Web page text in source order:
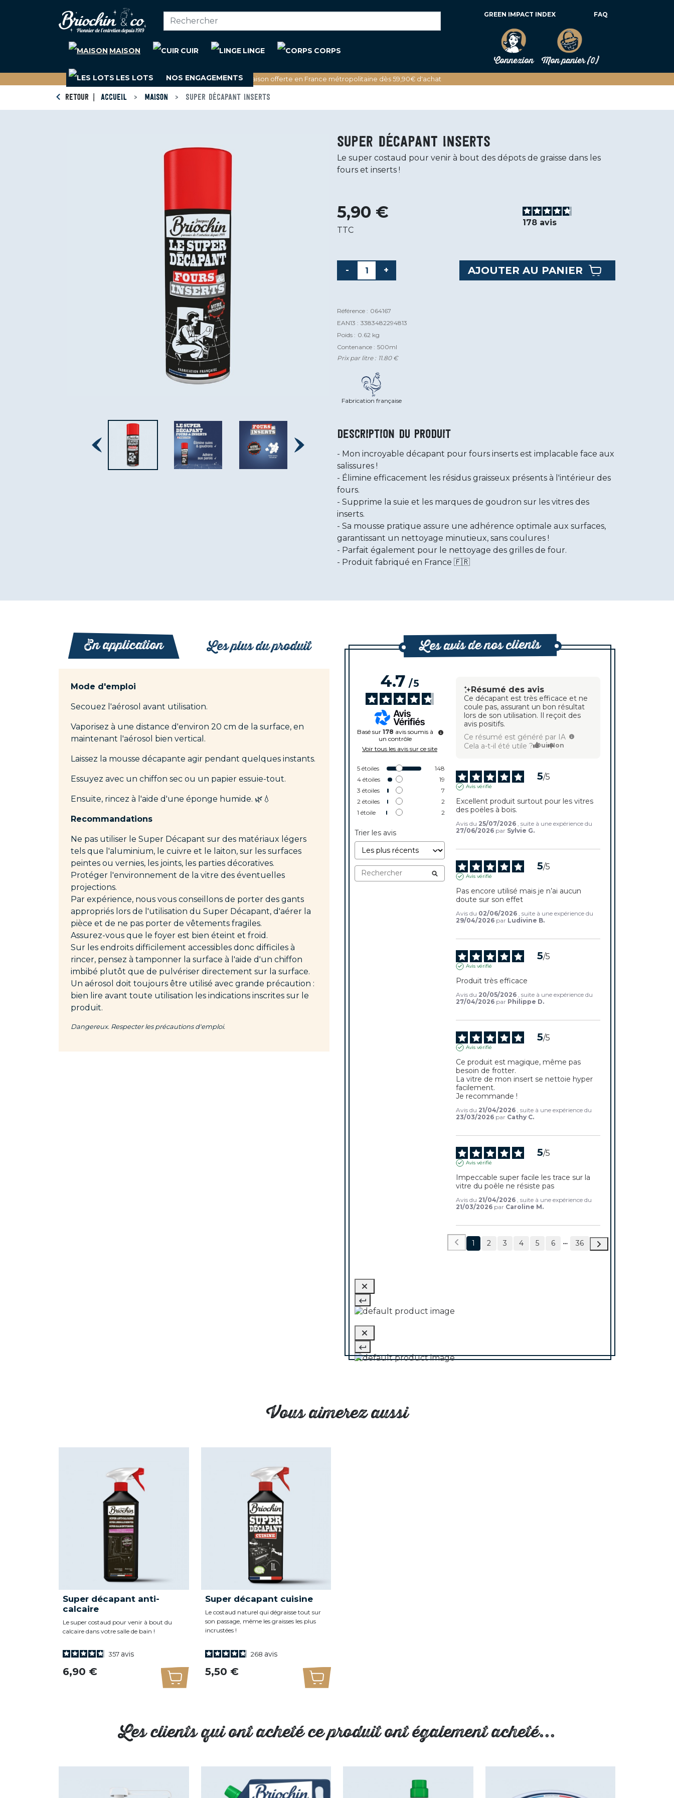
MAISON CUIR LINGE CORPS
LES LOTS NOS ENGAGEMENTS
GREEN IMPACT INDEX FAQ
Connexion Mon panier(0)
🚚 Livraison offerte en France métropolitaine dès 59,90€ d'achat
RETOUR ACCUEIL MAISON SUPER DÉCAPANT INSERTS
Super décapant inserts
Le super costaud pour venir à bout des dépots de graisse dans les
fours et inserts !
5,90 €
TTC
178 avis
- + AJOUTER AU PANIER
Référence : 064167
EAN13 : 3383482294813
Poids : 0.62 kg
Contenance : 500ml
Prix par litre : 11.80 €
Fabrication française
Description du produit
Mon incroyable décapant pour fours inserts est implacable face aux
salissures !
Élimine efficacement les résidus graisseux présents à l'intérieur des
fours.
Supprime la suie et les marques de goudron sur les vitres des
inserts.
Sa mousse pratique assure une adhérence optimale aux surfaces,
garantissant un nettoyage minutieux, sans coulures !
Parfait également pour le nettoyage des grilles de four.
Produit fabriqué en France 🇫🇷
En application Les plus du produit
Mode d'emploi
Secouez l'aérosol avant utilisation.
Vaporisez à une distance d'environ 20 cm de la surface, en
maintenant l'aérosol bien vertical.
Laissez la mousse décapante agir pendant quelques instants.
Essuyez avec un chiffon sec ou un papier essuie-tout.
Ensuite, rincez à l'aide d'une éponge humide. 🌿💧
Recommandations
Ne pas utiliser le Super Décapant sur des matériaux légers
tels que l'aluminium, le cuivre et le laiton, sur les surfaces
peintes ou vernies, les joints, les parties décoratives.
Protéger l'environnement de la vitre des éventuelles
projections.
Par expérience, nous vous conseillons de porter des gants
appropriés lors de l'utilisation du Super Décapant, d'aérer la
pièce et de ne pas porter de vêtements fragiles.
Assurez-vous que le foyer est bien éteint et froid.
Sur les endroits difficilement accessibles donc difficiles à
rincer, pensez à tamponner la surface à l'aide d'un chiffon
imbibé plutôt que de pulvériser directement sur la surface.
Un aérosol doit toujours être utilisé avec grande précaution :
bien lire avant toute utilisation les indications inscrites sur le
produit.
Dangereux. Respecter les précautions d'emploi.
Les avis de nos clients
4.7/5
Basé sur 178 avis soumis à
un contrôle
Voir tous les avis sur ce site
5 étoiles
148
4 étoiles
19
3 étoiles
7
2 étoiles
2
1 étoile 2
Trier les avis
Résumé des avis
Ce décapant est très efficace et ne
coule pas, assurant un bon résultat
lors de son utilisation. Il reçoit des
avis positifs.
Ce résumé est généré par IA
Cela a-t-il été utile ? Oui Non
5/5
Avis vérifié
Excellent produit surtout pour les vitres
des poëles à bois.
Avis du 25/07/2026 , suite à une expérience du
27/06/2026 par Sylvie G.
5/5
Avis vérifié
Pas encore utilisé mais je n’ai aucun
doute sur son effet
Avis du 02/06/2026 , suite à une expérience du
29/04/2026 par Ludivine B.
5/5
Avis vérifié
Produit très efficace
Avis du 20/05/2026 , suite à une expérience du
27/04/2026 par Philippe D.
5/5
Avis vérifié
Ce produit est magique, même pas
besoin de frotter.
La vitre de mon insert se nettoie hyper
facilement.
Je recommande !
Avis du 21/04/2026 , suite à une expérience du
23/03/2026 par Cathy C.
5/5
Avis vérifié
Impeccable super facile les trace sur la
vitre du poêle ne résiste pas
Avis du 21/04/2026 , suite à une expérience du
21/03/2026 par Caroline M.
1 2 3 4 5 6 36
Vous aimerez aussi
Super décapant anti-
calcaire
Le super costaud pour venir à bout du
calcaire dans votre salle de bain !
357 avis
Prix
6,90 €
Ajouter au panier
Super décapant cuisine
Le costaud naturel qui dégraisse tout sur
son passage, même les graisses les plus
incrustées !
268 avis
Prix
5,50 €
Ajouter au panier
Les clients qui ont acheté ce produit ont également acheté...